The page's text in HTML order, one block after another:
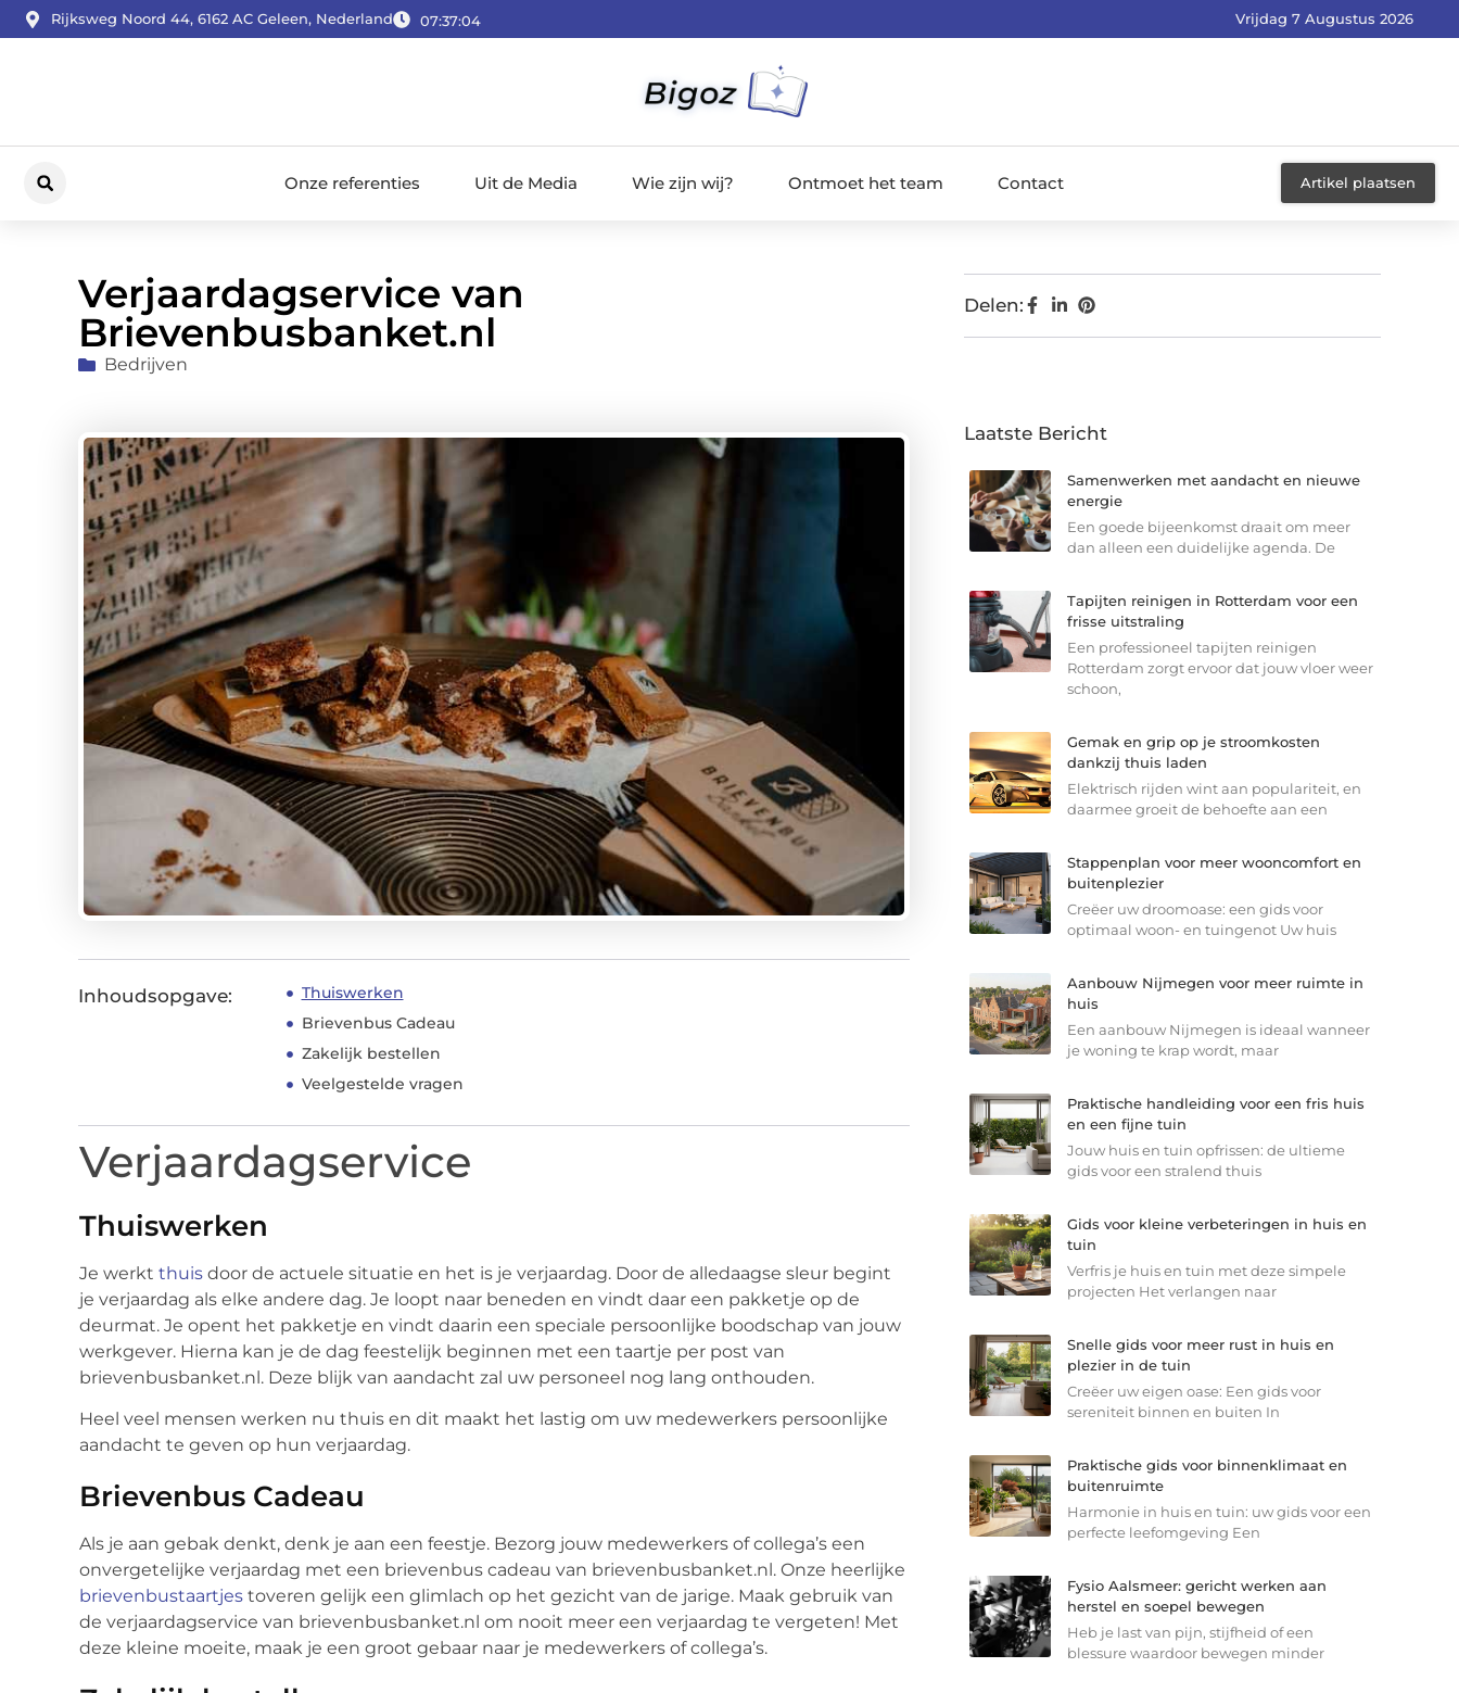
Rijksweg Noord 44, 6162 AC Geleen, Nederland 07:37:05 Vrijdag 7 Augustus 2026
Onze referenties Uit de Media Wie zijn wij? Ontmoet het team Contact Artikel plaatsen
Verjaardagservice van
Brievenbusbanket.nl
Bedrijven
Inhoudsopgave:
Thuiswerken
Brievenbus Cadeau
Zakelijk bestellen
Veelgestelde vragen
Verjaardagservice
Thuiswerken
Je werkt thuis door de actuele situatie en het is je verjaardag. Door de alledaagse sleur begint
je verjaardag als elke andere dag. Je loopt naar beneden en vindt daar een pakketje op de
deurmat. Je opent het pakketje en vindt daarin een speciale persoonlijke boodschap van jouw
werkgever. Hierna kan je de dag feestelijk beginnen met een taartje per post van
brievenbusbanket.nl. Deze blijk van aandacht zal uw personeel nog lang onthouden.
Heel veel mensen werken nu thuis en dit maakt het lastig om uw medewerkers persoonlijke
aandacht te geven op hun verjaardag.
Brievenbus Cadeau
Als je aan gebak denkt, denk je aan een feestje. Bezorg jouw medewerkers of collega’s een
onvergetelijke verjaardag met een brievenbus cadeau van brievenbusbanket.nl. Onze heerlijke
brievenbustaartjes toveren gelijk een glimlach op het gezicht van de jarige. Maak gebruik van
de verjaardagservice van brievenbusbanket.nl om nooit meer een verjaardag te vergeten! Met
deze kleine moeite, maak je een groot gebaar naar je medewerkers of collega’s.
Delen:
Laatste Bericht
Samenwerken met aandacht en nieuwe
energie
Een goede bijeenkomst draait om meer
dan alleen een duidelijke agenda. De
Tapijten reinigen in Rotterdam voor een
frisse uitstraling
Een professioneel tapijten reinigen
Rotterdam zorgt ervoor dat jouw vloer weer
schoon,
Gemak en grip op je stroomkosten
dankzij thuis laden
Elektrisch rijden wint aan populariteit, en
daarmee groeit de behoefte aan een
Stappenplan voor meer wooncomfort en
buitenplezier
Creëer uw droomoase: een gids voor
optimaal woon- en tuingenot Uw huis
Aanbouw Nijmegen voor meer ruimte in
huis
Een aanbouw Nijmegen is ideaal wanneer
je woning te krap wordt, maar
Praktische handleiding voor een fris huis
en een fijne tuin
Jouw huis en tuin opfrissen: de ultieme
gids voor een stralend thuis
Gids voor kleine verbeteringen in huis en
tuin
Verfris je huis en tuin met deze simpele
projecten Het verlangen naar
Snelle gids voor meer rust in huis en
plezier in de tuin
Creëer uw eigen oase: Een gids voor
sereniteit binnen en buiten In
Praktische gids voor binnenklimaat en
buitenruimte
Harmonie in huis en tuin: uw gids voor een
perfecte leefomgeving Een
Fysio Aalsmeer: gericht werken aan
herstel en soepel bewegen
Heb je last van pijn, stijfheid of een
blessure waardoor bewegen minder